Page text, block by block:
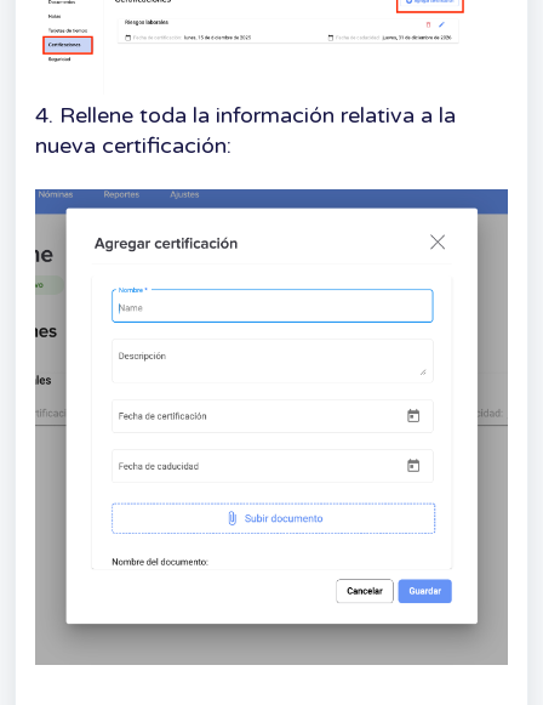
4. Rellene toda la información relativa a la
nueva certificación: